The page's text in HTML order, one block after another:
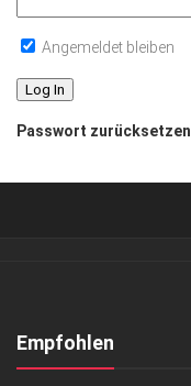
Angemeldet bleiben
Passwort zurücksetzen
Kontakt, Impressum
Empfohlen